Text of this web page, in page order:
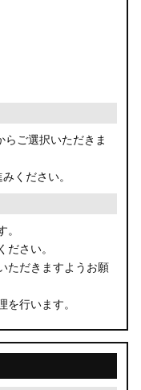
ご選択いただきま
ください。
さい。
ただきますようお願
行います。